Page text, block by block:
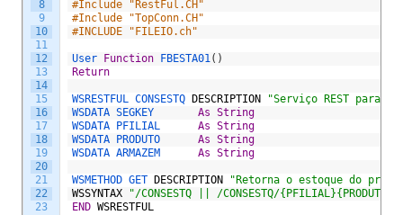
8
9
10
11
12
13
14
15
16
17
18
19
20
21
22
23
#Include "RestFul.CH"
#Include "TopConn.CH"
#INCLUDE "FILEIO.ch"
User Function FBESTA01( )
Return
WSRESTFUL CONSESTQ DESCRIPTION
"Serviço REST para
WSDATA
As String
WSDATA
As String
WSDATA
As String
WSDATA
As String
WSMETHOD GET DESCRIPTION
"Retorna o estoque do
WSSYNTAX
"/CONSESTQ || /CONSESTQ/
END WSRESTFUL